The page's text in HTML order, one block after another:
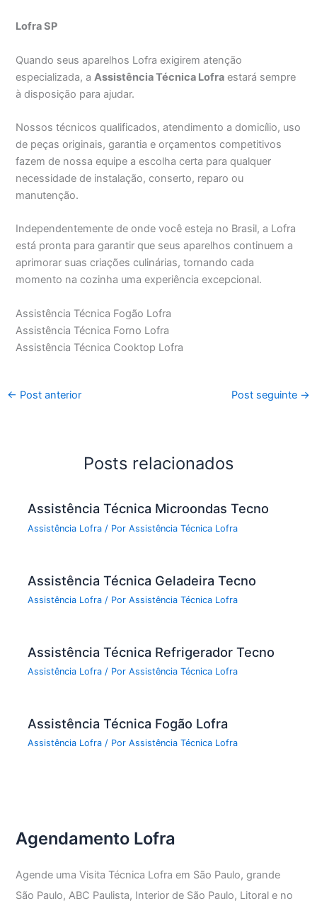
Lofra SP
Quando seus aparelhos Lofra exigirem atenção
especializada, a Assistência Técnica Lofra estará sempre
à disposição para ajudar.
Nossos técnicos qualificados, atendimento a domicílio, uso
de peças originais, garantia e orçamentos competitivos
fazem de nossa equipe a escolha certa para qualquer
necessidade de instalação, conserto, reparo ou
manutenção.
Independentemente de onde você esteja no Brasil, a Lofra
está pronta para garantir que seus aparelhos continuem a
aprimorar suas criações culinárias, tornando cada
momento na cozinha uma experiência excepcional.
Assistência Técnica Fogão Lofra
Assistência Técnica Forno Lofra
Assistência Técnica Cooktop Lofra
← Post anterior Post seguinte →
Posts relacionados
Assistência Técnica Microondas Tecno
Assistência Lofra / PorAssistência Técnica Lofra
Assistência Técnica Geladeira Tecno
Assistência Lofra / PorAssistência Técnica Lofra
Assistência Técnica Refrigerador Tecno
Assistência Lofra / PorAssistência Técnica Lofra
Assistência Técnica Fogão Lofra
Assistência Lofra / PorAssistência Técnica Lofra
Agendamento Lofra
Agende uma Visita Técnica Lofra em São Paulo, grande
São Paulo, ABC Paulista, Interior de São Paulo, Litoral e no